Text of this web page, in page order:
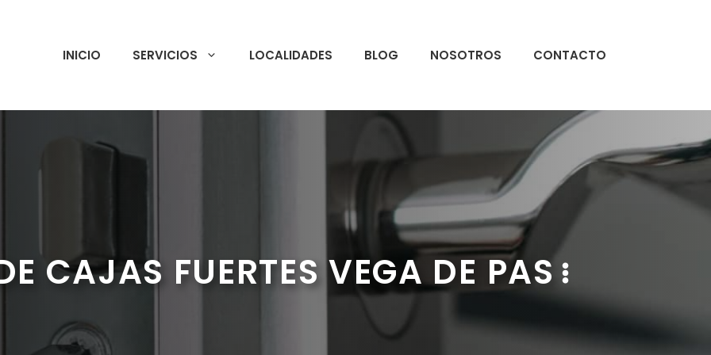
INICIO SERVICIOS LOCALIDADES BLOG NOSOTROS CONTACTO
CAJAS FUERTES VEGA DE PAS